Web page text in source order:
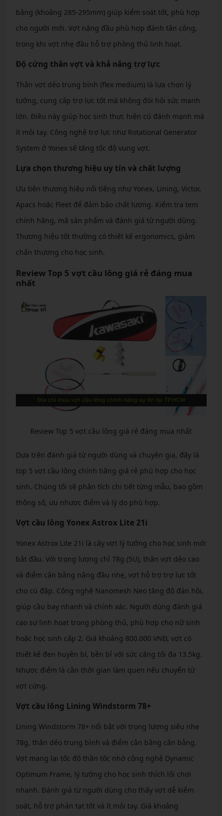
bằng (khoảng 285-295mm) giúp kiểm soát tốt, phù hợp
cho người mới. Vợt nặng đầu phù hợp đánh tấn công,
trong khi vợt nhẹ đầu hỗ trợ phòng thủ linh hoạt.
Độ cứng thân vợt và khả năng trợ lực
Thân vợt dẻo trung bình (flex medium) là lựa chọn lý
tưởng, cung cấp trợ lực tốt mà không đòi hỏi sức mạnh
lớn. Điều này giúp học sinh thực hiện cú đánh mạnh mà
ít mỏi tay. Công nghệ trợ lực như Rotational Generator
System ở Yonex sẽ tăng tốc độ vung vợt.
Lựa chọn thương hiệu uy tín và chất lượng
Ưu tiên thương hiệu nổi tiếng như Yonex, Lining, Victor,
Apacs hoặc Fleet để đảm bảo chất lượng. Kiểm tra tem
chính hãng, mã sản phẩm và đánh giá từ người dùng.
Thương hiệu tốt thường có thiết kế ergonomics, giảm
chấn thương cho học sinh.
Review Top 5 vợt cầu lông giá rẻ đáng mua
nhất
Review Top 5 vợt cầu lông giá rẻ đáng mua nhất
Dựa trên đánh giá từ người dùng và chuyên gia, đây là
top 5 vợt cầu lông chính hãng giá rẻ phù hợp cho học
sinh. Chúng tôi sẽ phân tích chi tiết từng mẫu, bao gồm
thông số, ưu nhược điểm và lý do phù hợp.
Vợt cầu lông Yonex Astrox Lite 21i
Yonex Astrox Lite 21i là cây vợt lý tưởng cho học sinh mới
bắt đầu. Với trọng lượng chỉ 78g (5U), thân vợt dẻo cao
và điểm cân bằng nặng đầu nhẹ, vợt hỗ trợ trợ lực tốt
cho cú đập. Công nghệ Nanomesh Neo tăng độ đàn hồi,
giúp cầu bay nhanh và chính xác. Người dùng đánh giá
cao sự linh hoạt trong phòng thủ, phù hợp cho nữ sinh
hoặc học sinh cấp 2. Giá khoảng 800.000 VNĐ, vợt có
thiết kế đen huyền bí, bền bỉ với sức căng tối đa 13.5kg.
Nhược điểm là cần thời gian làm quen nếu chuyển từ
vợt cứng.
Vợt cầu lông Lining Windstorm 78+
Lining Windstorm 78+ nổi bật với trọng lượng siêu nhẹ
78g, thân dẻo trung bình và điểm cân bằng cân bằng.
Vợt mang lại tốc độ thần tốc nhờ công nghệ Dynamic
Optimum Frame, lý tưởng cho học sinh thích lối chơi
nhanh. Đánh giá từ người dùng cho thấy vợt dễ kiểm
soát, hỗ trợ phản tạt tốt và ít mỏi tay. Giá khoảng